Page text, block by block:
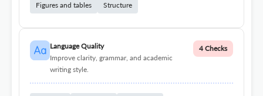
Figures and tables Structure
Language Quality
Improve clarity, grammar, and academic
writing style.
4 Checks